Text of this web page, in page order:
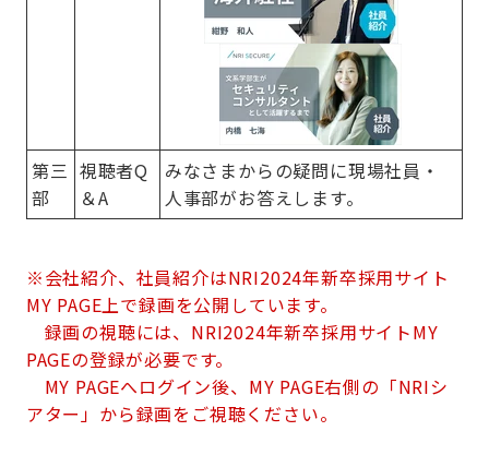
第三
部
視聴者Q
＆A
みなさまからの疑問に現場社員・
人事部がお答えします。
※会社紹介、社員紹介はNRI2024年新卒採用サイト
MY PAGE上で録画を公開しています。
録画の視聴には、NRI2024年新卒採用サイトMY
PAGEの登録が必要です。
MY PAGEへログイン後、MY PAGE右側の「NRIシ
アター」から録画をご視聴ください。